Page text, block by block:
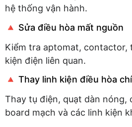
hệ thống vận hành.
🔺 Sửa điều hòa mất nguồn
Kiểm tra aptomat, contactor,
kiện điện liên quan.
🔺 Thay linh kiện điều hòa
Thay tụ điện, quạt dàn nóng,
board mạch và các linh kiện